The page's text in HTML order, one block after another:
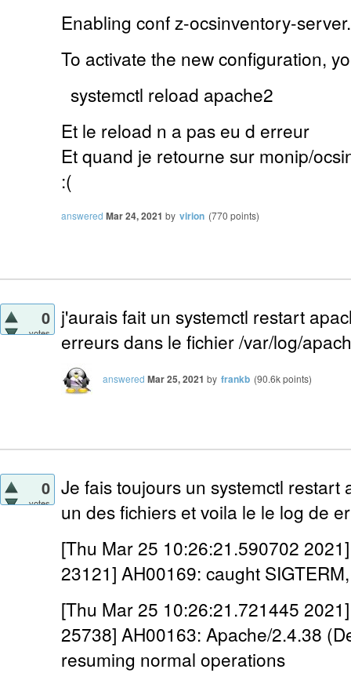
Enabling conf z-ocsinventory-server.
To activate the new configuration,
systemctl reload apache2
Et le reload n a pas eu d erreur
Et quand je retourne sur monip/
:(
answered Mar 24, 2021 by virion (770 points)
0
votes
j'aurais fait un systemctl restart
erreurs dans le fichier /var/log/
answered Mar 25, 2021 by frankb (90.6kpoints)
0
votes
Je fais toujours un systemctl restart
un des fichiers et voila le le log de
[Thu Mar 25 10:26:21.590702
23121] AH00169: caught
[Thu Mar 25 10:26:21.721445
25738] AH00163: Apache/2.4.38
resuming normal operations